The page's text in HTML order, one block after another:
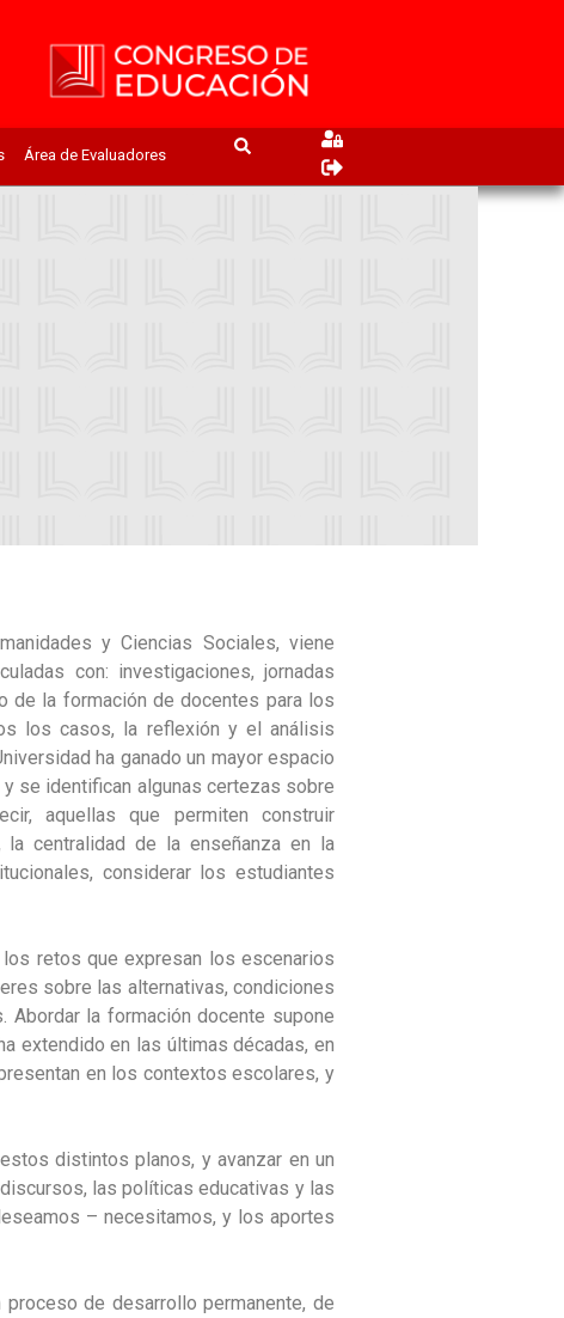
Área de Evaluadores
y Ciencias Sociales, viene
con: investigaciones, jornadas
de la formación de docentes para los
los casos, la reflexión y el análisis
ha ganado un mayor espacio
se identifican algunas certezas sobre
aquellas que permiten construir
la centralidad de la enseñanza en la
considerar los estudiantes
retos que expresan los escenarios
sobre las alternativas, condiciones
la formación docente supone
extendido en las últimas décadas, en
en los contextos escolares, y
distintos planos, y avanzar en un
las políticas educativas y las
– necesitamos, y los aportes
de desarrollo permanente, de